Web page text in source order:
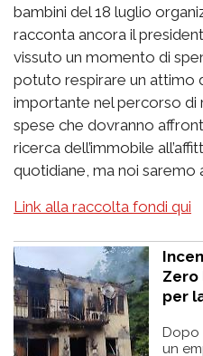
bambini del 18 luglio
racconta ancora il
vissuto un momento di
potuto respirare un attimo
importante nel percorso di
spese che dovranno
ricerca dell’immobile
quotidiane, ma noi saremo
Link alla raccolta fondi qui
per
Dopo
un